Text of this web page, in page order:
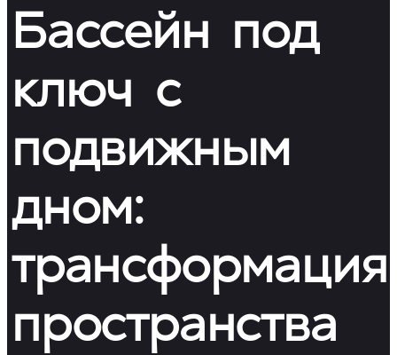
Бассейн под
ключ с
подвижным
дном:
трансформация
пространства